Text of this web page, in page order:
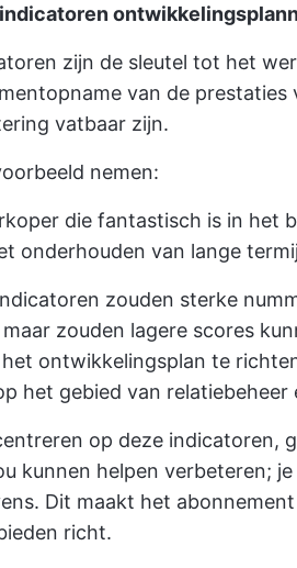
zijn de sleutel tot het
van de
vatbaar zijn.
nemen:
die fantastisch is in het
onderhouden van lange
zouden sterke
zouden lagere scores
ontwikkelingsplan te
het gebied van relatiebeheer
op deze indicatoren,
kunnen helpen verbeteren;
Dit maakt het
richt.